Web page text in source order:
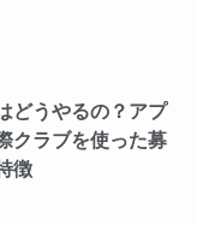
どうやるの？アプ
クラブを使った募
徴